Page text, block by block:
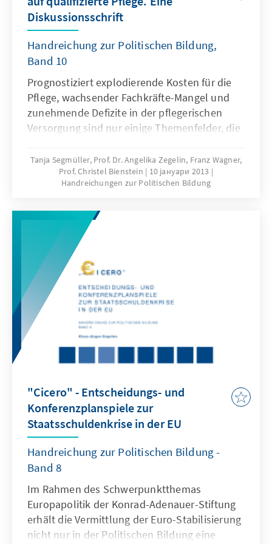
und was bedeutet dies für ihr
Erziehungsverhalten? Wie sieht
Medienerziehung in den Familien aus und wie
lassen sich Medienkompetenzen stärken?
vorliegende Ausarbeitung des aktuellen
Forschungsstandes zum Thema „Elternhaus –
Schule – Medien” zu.
Diskussionsschrift
Handreichung zur Politischen Bildung,
Band 10
Prognostiziert explodierende Kosten für die
Pflege, wachsender Fachkräfte-Mangel und
zunehmende Defizite in der pflegerischen
Versorgung sind nur einige Themenfelder, die
Die Reformdiskussionen und
gesetzgeberischen Maßnahmen der letzten
Jahre machen deutlich, dass das
Pflegebereich im Besonderen sehr komplex
sind. Angeregt durch eine Anfrage des
Department für Pflegewissenschaft der
Universität Witten/Herdecke sowie des
Deutschen Berufsverbandes für Pflegeberufe
(DBfK) initiierte die Konrad-Adenauer-Stiftung
eine Tagung, die die immer unbefriedigendere
Situation der Pflege in Krankenhäusern,
Altenheimen und der häuslichen Pflege
Redebeiträge zusammen und betten sie in
Auswertungen der einschlägigen Literatur ein.
Tanja Segmüller, Prof. Dr. Angelika Zegelin, Franz Wagner,
Prof. Christel Bienstein
10 јануари 2013
Handreichungen zur Politischen Bildung
"Cicero" - Entscheidungs- und
Konferenzplanspiele zur
Staatsschuldenkrise in der EU
Handreichung zur Politischen Bildung -
Band 8
Im Rahmen des Schwerpunktthemas
Europapolitik der Konrad-Adenauer-Stiftung
erhält die Vermittlung der Euro-Stabilisierung
nicht nur in der Politischen Bildung eine